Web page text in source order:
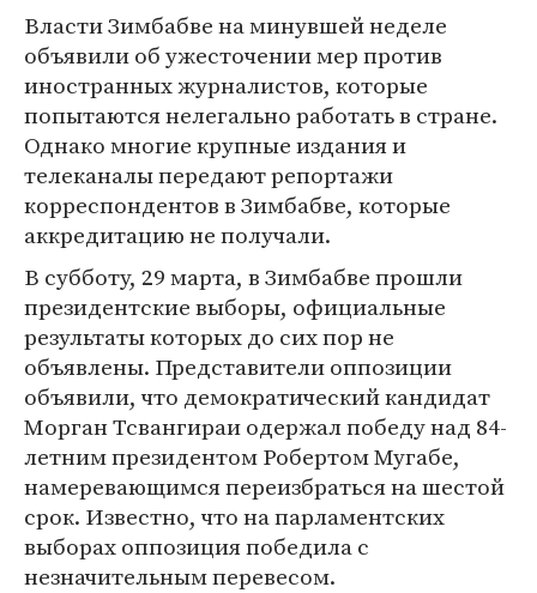
Власти Зимбабве на минувшей неделе
объявили об ужесточении мер против
иностранных журналистов, которые
попытаются нелегально работать в стране.
Однако многие крупные издания и
телеканалы передают репортажи
корреспондентов в Зимбабве, которые
аккредитацию не получали.
В субботу, 29 марта, в Зимбабве прошли
президентские выборы, официальные
результаты которых до сих пор не
объявлены. Представители оппозиции
объявили, что демократический кандидат
Морган Тсвангираи одержал победу над 84-
летним президентом Робертом Мугабе,
намеревающимся переизбраться на шестой
срок. Известно, что на парламентских
выборах оппозиция победила с
незначительным перевесом.